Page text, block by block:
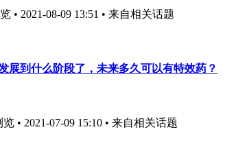
• 2021-08-09 13:51 • 来自相关话题
展到什么阶段了，未来多久可以有特效药？
• 2021-07-09 15:10 • 来自相关话题